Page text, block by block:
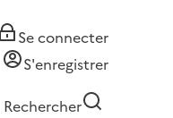
Se connecter
S'enregistrer
Rechercher